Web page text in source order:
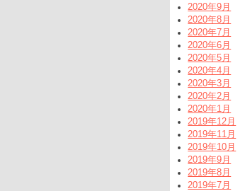
2020年9月
2020年8月
2020年7月
2020年6月
2020年5月
2020年4月
2020年3月
2020年2月
2020年1月
2019年12月
2019年11月
2019年10月
2019年9月
2019年8月
2019年7月